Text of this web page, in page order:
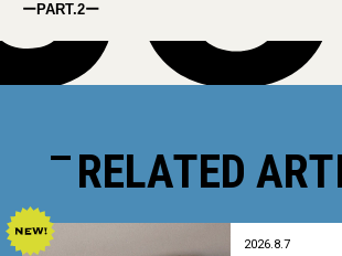
ーPART.2ー
RELATED
2026.8.7